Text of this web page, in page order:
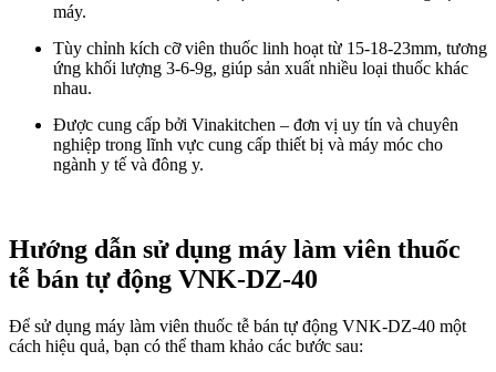
máy.
Tùy chỉnh kích cỡ viên thuốc linh hoạt từ 15-18-23mm, tương
ứng khối lượng 3-6-9g, giúp sản xuất nhiều loại thuốc khác
nhau.
Được cung cấp bởi Vinakitchen – đơn vị uy tín và chuyên
nghiệp trong lĩnh vực cung cấp thiết bị và máy móc cho
ngành y tế và đông y.
Hướng dẫn sử dụng máy làm viên thuốc
tễ bán tự động VNK-DZ-40
Để sử dụng máy làm viên thuốc tễ bán tự động VNK-DZ-40 một
cách hiệu quả, bạn có thể tham khảo các bước sau: